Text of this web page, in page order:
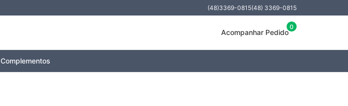
(48)3369-0815(48) 3369-0815
Acompanhar Pedido
0
Complementos